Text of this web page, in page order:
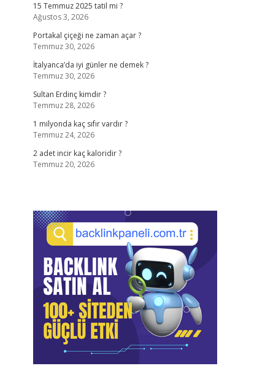
15 Temmuz 2025 tatil mi ?
Ağustos 3, 2026
Portakal çiçeği ne zaman açar ?
Temmuz 30, 2026
İtalyanca’da iyi günler ne demek ?
Temmuz 30, 2026
Sultan Erdinç kimdir ?
Temmuz 28, 2026
1 milyonda kaç sıfır vardır ?
Temmuz 24, 2026
2 adet incir kaç kaloridir ?
Temmuz 20, 2026